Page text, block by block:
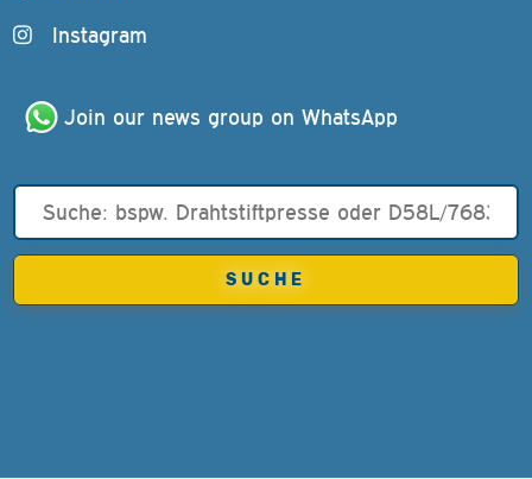
Instagram
Join our news group on WhatsApp